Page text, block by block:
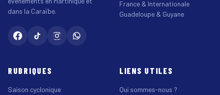
dans la Caraïbe.
France & Internationale
Guadeloupe & Guyane
RUBRIQUES
Saison cyclonique
LIENS UTILES
Qui sommes-nous ?